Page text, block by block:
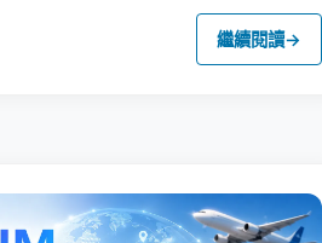
繼續閱讀→